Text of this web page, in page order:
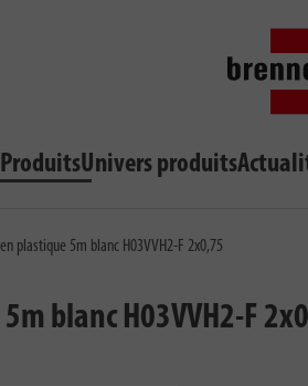
ProduitsUnivers produits
plastique 5m blanc H03VVH2-F 2x0,75
blanc H03VVH2-F